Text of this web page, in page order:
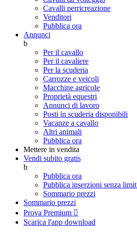
Cavalli perricreazione
Venditori
Pubblica ora
Annunci
b
Per il cavallo
Per il cavaliere
Per la scuderia
Carrozze e veicoli
Macchine agricole
Proprietà equestri
Annunci di lavoro
Posti in scuderia disponibili
Vacanze a cavallo
Altri animali
Pubblica ora
Mettere in vendita
Vendi subito gratis
b
Pubblica ora
Pubblica inserzioni senza limit
Sommario prezzi
Sommario prezzi
Prova Premium 
Scarica l'app download